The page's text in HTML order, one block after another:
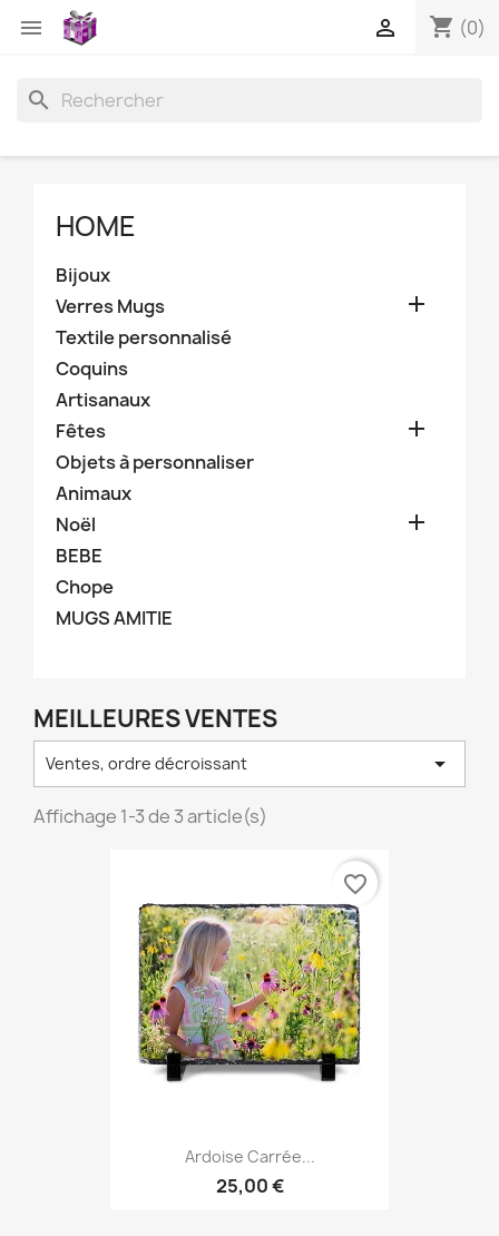
 shopping_cart (0)

search
HOME
Bijoux
Verres Mugs

Textile personnalisé
Coquins
Artisanaux
Fêtes

Objets à personnaliser
Animaux
Noël

BEBE
Chope
MUGS AMITIE
MEILLEURES VENTES
Ventes, ordre décroissant 
Affichage 1-3 de 3 article(s)
Ardoise Carrée...
25,00 €
favorite_border